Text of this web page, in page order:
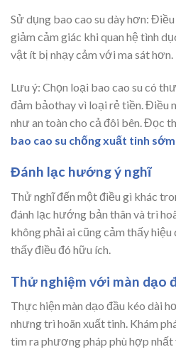
Sử dụng bao cao su dày hơn:
giảm cảm giác khi quan hệ tình
vật ít bị nhạy cảm với ma sát hơn.
Lưu ý: Chọn loại bao cao su có
đảm bảothay vì loại rẻ tiền. Điều
như an toàn cho cả đôi bên. Đọc
bao cao su chống xuất tinh sớm
Đánh lạc hướng ý nghĩ
Thử nghĩ đến một điều gì khác
đánh lạc hướng bản thân và trì
không phải ai cũng cảm thấy
thấy điều đó hữu ích.
Thử nghiệm với màn dạo
Thực hiện màn dạo đầu kéo dài
nhưng trì hoãn xuất tinh. Khám
tìm ra phương pháp phù hợp nhất